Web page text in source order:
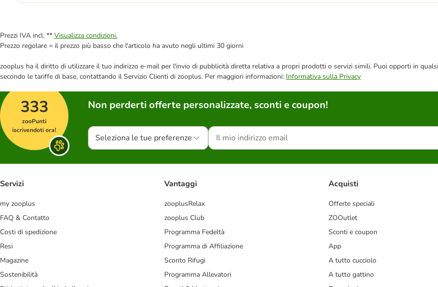
Prezzi IVA incl. ** Visualizza condizioni.
Prezzo regolare = il prezzo più basso che l'articolo ha avuto negli ultimi 30 giorni
zooplus ha il diritto di utilizzare il tuo indirizzo e-mail per l'invio di pubblicità diretta relativa a propri prodotti o servizi simili. Puoi opporti in
secondo le tariffe di base, contattando il Servizio Clienti di zooplus. Per maggiori informazioni: Informativa sulla Privacy
333
zooPunti
iscrivendoti ora!
Non perderti offerte personalizzate, sconti e coupon!
Seleziona le tue preferenze
Servizi
my zooplus
FAQ & Contatto
Costi di spedizione
Resi
Magazine
Sostenibilità
Vantaggi
zooplusRelax
zooplus Club
Programma Fedeltà
Programma di Affiliazione
Sconto Rifugi
Programma Allevatori
Acquisti
Offerte speciali
ZOOutlet
Sconti e coupon
App
A tutto cucciolo
A tutto gattino